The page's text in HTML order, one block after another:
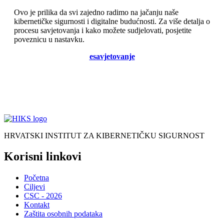
Ovo je prilika da svi zajedno radimo na jačanju naše
kibernetičke sigurnosti i digitalne budućnosti. Za više detalja o
procesu savjetovanja i kako možete sudjelovati, posjetite
poveznicu u nastavku.
esavjetovanje
HRVATSKI INSTITUT ZA KIBERNETIČKU SIGURNOST
Korisni linkovi
Početna
Ciljevi
CSC - 2026
Kontakt
Zaštita osobnih podataka